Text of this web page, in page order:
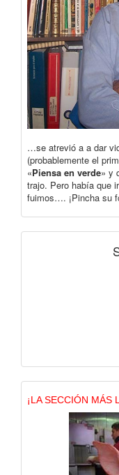
…se atrevió a a dar
(probablemente el
«Piensa en verde» y
trajo. Pero había que
fuimos…. ¡Pincha su
¡LA SECCIÓN MÁS